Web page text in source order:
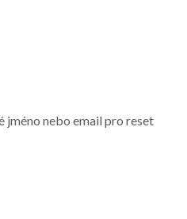
jméno nebo email pro reset